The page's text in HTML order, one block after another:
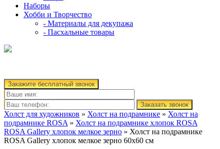
Наборы
Хобби и Творчество
- Материалы для декупажа
- Пасхальные товары
Закажите бесплатный звонок
Заказать звонок
Холст для художников » Холст на подрамнике » Холст на
подрамнике ROSA » Холст на подрамнике хлопок ROSA
ROSA Gallery хлопок мелкое зерно » Холст на подрамнике
ROSA Gallery хлопок мелкое зерно 60х60 см